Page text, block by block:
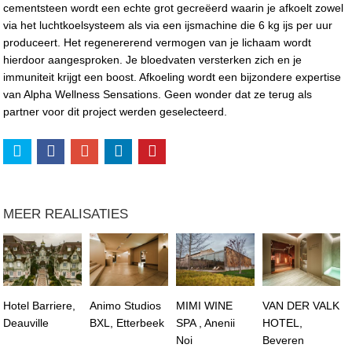
cementsteen wordt een echte grot gecreëerd waarin je afkoelt zowel
via het luchtkoelsysteem als via een ijsmachine die 6 kg ijs per uur
produceert. Het regenererend vermogen van je lichaam wordt
hierdoor aangesproken. Je bloedvaten versterken zich en je
immuniteit krijgt een boost. Afkoeling wordt een bijzondere expertise
van Alpha Wellness Sensations. Geen wonder dat ze terug als
partner voor dit project werden geselecteerd.
MEER REALISATIES
Hotel Barriere,
Deauville
Animo Studios
BXL, Etterbeek
MIMI WINE
SPA , Anenii
Noi
VAN DER VALK
HOTEL,
Beveren